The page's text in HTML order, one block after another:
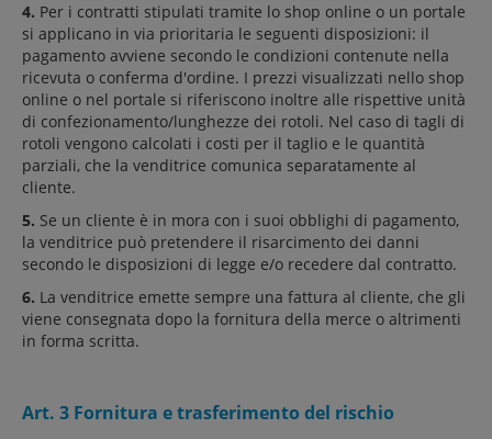
4. Per i contratti stipulati tramite lo shop online o un portale
si applicano in via prioritaria le seguenti disposizioni: il
pagamento avviene secondo le condizioni contenute nella
ricevuta o conferma d'ordine. I prezzi visualizzati nello shop
online o nel portale si riferiscono inoltre alle rispettive unità
di confezionamento/lunghezze dei rotoli. Nel caso di tagli di
rotoli vengono calcolati i costi per il taglio e le quantità
parziali, che la venditrice comunica separatamente al
cliente.
5. Se un cliente è in mora con i suoi obblighi di pagamento,
la venditrice può pretendere il risarcimento dei danni
secondo le disposizioni di legge e/o recedere dal contratto.
6. La venditrice emette sempre una fattura al cliente, che gli
viene consegnata dopo la fornitura della merce o altrimenti
in forma scritta.
Art. 3 Fornitura e trasferimento del rischio